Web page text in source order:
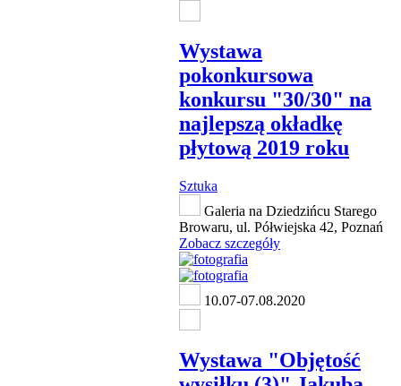
Wystawa
pokonkursowa
konkursu "30/30" na
najlepszą okładkę
płytową 2019 roku
Sztuka
Galeria na Dziedzińcu Starego
Browaru, ul. Półwiejska 42, Poznań
Zobacz szczegóły
10.07-07.08.2020
Wystawa "Objętość